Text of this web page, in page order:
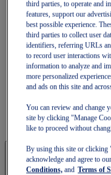
GT-
Schneller
Trail Running
GEL-
GEL-
GEL-
SportStyle
GEL-
JAPAN
third parties, to operate and
features, support our
best possible experience.
third parties to collect user
identifiers, referring URLs
to record user interactions
information to analyze and
more personalized
and ads on this site and
You can review and change
site by clicking "Manage
like to proceed without
By using this site or clicking
acknowledge and agree to our
Conditions, and Terms of